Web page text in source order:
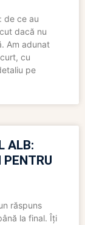
de ce au
dacă nu
Am adunat
cu
pe
ALB:
răspuns
la final. Îți